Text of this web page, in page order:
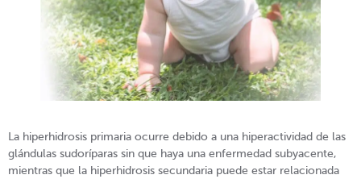
La hiperhidrosis primaria ocurre debido a una hiperactividad de las
glándulas sudoríparas sin que haya una enfermedad subyacente,
mientras que la hiperhidrosis secundaria puede estar relacionada